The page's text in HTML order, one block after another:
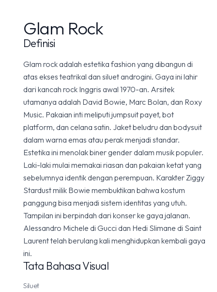
Glam Rock
Definisi
Glam rock adalah estetika fashion yang dibangun di
atas ekses teatrikal dan siluet androgini. Gaya ini lahir
dari kancah rock Inggris awal 1970-an. Arsitek
utamanya adalah David Bowie, Marc Bolan, dan Roxy
Music. Pakaian inti meliputi jumpsuit payet, bot
platform, dan celana satin. Jaket beludru dan bodysuit
dalam warna emas atau perak menjadi standar.
Estetika ini menolak biner gender dalam musik populer.
Laki-laki mulai memakai riasan dan pakaian ketat yang
sebelumnya identik dengan perempuan. Karakter Ziggy
Stardust milik Bowie membuktikan bahwa kostum
panggung bisa menjadi sistem identitas yang utuh.
Tampilan ini berpindah dari konser ke gaya jalanan.
Alessandro Michele di Gucci dan Hedi Slimane di Saint
Laurent telah berulang kali menghidupkan kembali gaya
ini.
Tata Bahasa Visual
Siluet